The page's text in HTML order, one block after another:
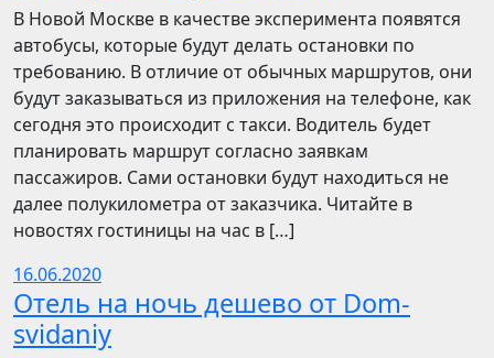
В Новой Москве в качестве эксперимента появятся
автобусы, которые будут делать остановки по
требованию. В отличие от обычных маршрутов, они
будут заказываться из приложения на телефоне, как
сегодня это происходит с такси. Водитель будет
планировать маршрут согласно заявкам
пассажиров. Сами остановки будут находиться не
далее полукилометра от заказчика. Читайте в
новостях гостиницы на час в […]
16.06.2020
Отель на ночь дешево от Dom-
svidaniy